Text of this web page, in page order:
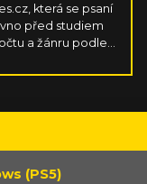
(PS5)
která se psaní
před studiem
a žánru podle
skvělá hratelnost
si nemusela
komponenty.